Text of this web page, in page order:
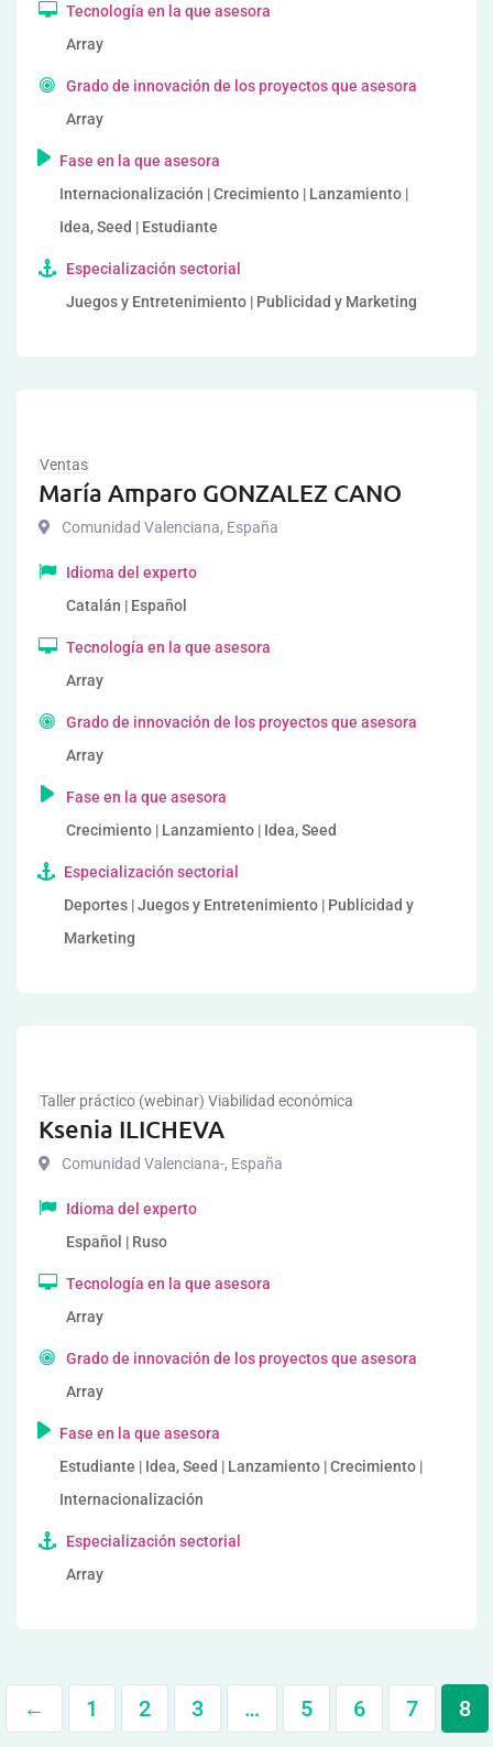
Tecnología en la que asesora
Array
Grado de innovación de los proyectos que asesora
Array
Fase en la que asesora
Internacionalización | Crecimiento | Lanzamiento |
Idea, Seed | Estudiante
Especialización sectorial
Juegos y Entretenimiento | Publicidad y Marketing
Ventas
María Amparo GONZALEZ CANO
Comunidad Valenciana, España
Idioma del experto
Catalán | Español
Tecnología en la que asesora
Array
Grado de innovación de los proyectos que asesora
Array
Fase en la que asesora
Crecimiento | Lanzamiento | Idea, Seed
Especialización sectorial
Deportes | Juegos y Entretenimiento | Publicidad y
Marketing
Taller práctico (webinar) Viabilidad económica
Ksenia ILICHEVA
Comunidad Valenciana-, España
Idioma del experto
Español | Ruso
Tecnología en la que asesora
Array
Grado de innovación de los proyectos que asesora
Array
Fase en la que asesora
Estudiante | Idea, Seed | Lanzamiento | Crecimiento |
Internacionalización
Especialización sectorial
Array
← 1 2 3 … 5 6 7 8